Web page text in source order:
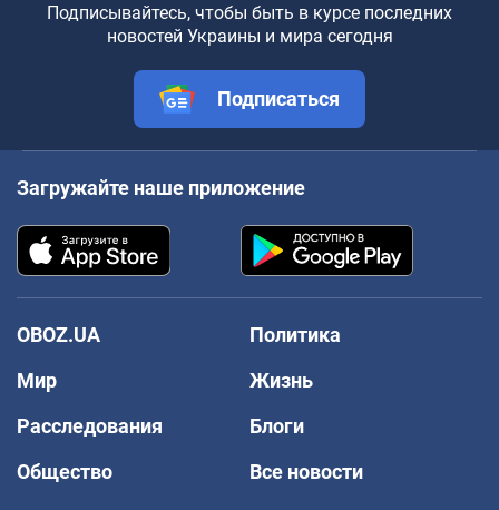
Подписывайтесь, чтобы быть в курсе последних
новостей Украины и мира сегодня
Подписаться
Загружайте наше приложение
OBOZ.UA
Политика
Мир
Жизнь
Расследования
Блоги
Общество
Все новости